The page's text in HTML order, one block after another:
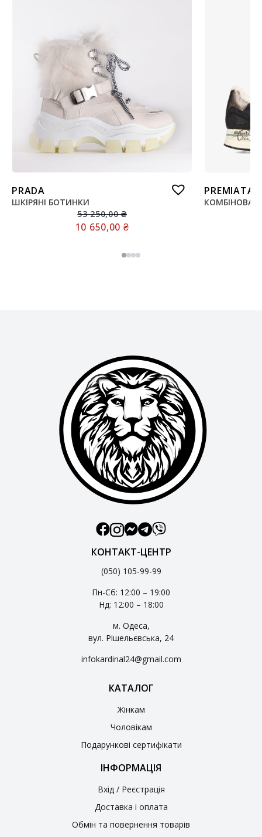
PRADA
ШКІРЯНІ БОТИНКИ
53 250,00₴
10 650,00 ₴
PREMIATA
КОНТАКТ-ЦЕНТР
(050) 105-99-99
Пн-Сб: 12:00 – 19:00
Нд: 12:00 – 18:00
м. Одеса,
вул. Рішельєвська, 24
infokardinal24@gmail.com
КАТАЛОГ
Жінкам
Чоловікам
Подарункові сертифікати
ІНФОРМАЦІЯ
Вхід / Реєстрація
Доставка і оплата
Обмін та повернення товарів